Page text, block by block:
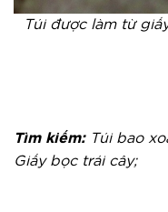
Túi được làm từ
Tìm kiếm:Túi bao
Giấy bọc trái cây;